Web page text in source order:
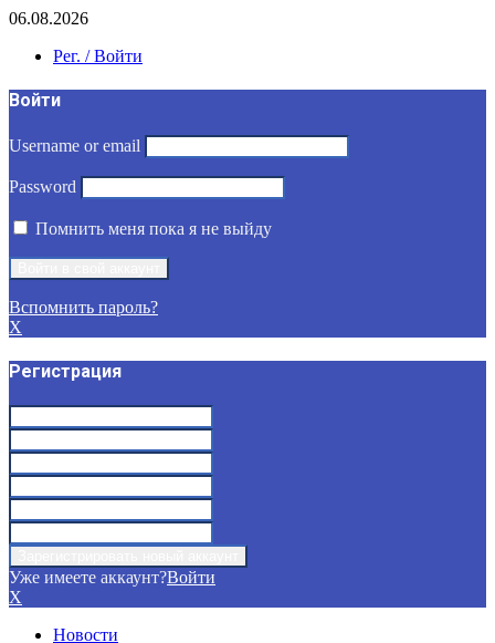
06.08.2026
Рег. / Войти
Войти
Username or email
Password
Помнить меня пока я не выйду
Вспомнить пароль?
X
Регистрация
Уже имеете аккаунт?Войти
X
Новости